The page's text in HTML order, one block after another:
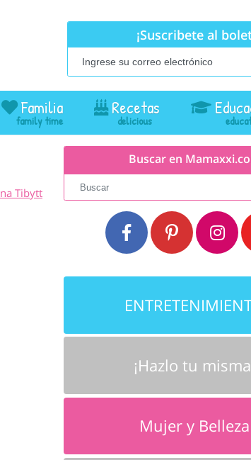
¡Suscribete al
Familia Recetas
Tibytt
Buscar en
¡Hazlo tu
Mujer y Belleza